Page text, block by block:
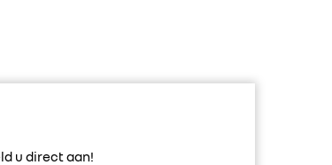
u direct aan!